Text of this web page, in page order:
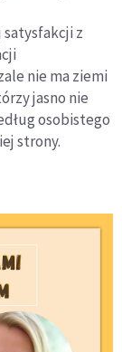
z
nie ma ziemi
jasno nie
osobistego
strony.